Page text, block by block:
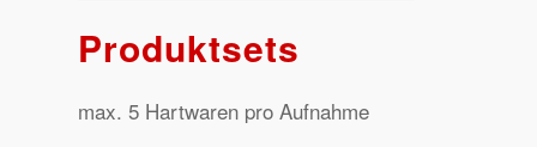
Produktsets
max. 5 Hartwaren pro Aufnahme